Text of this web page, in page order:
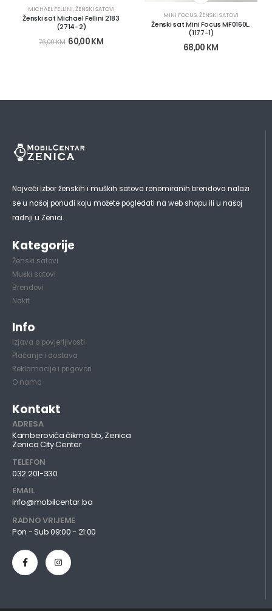
MICHAEL FELLINI,ŽENSKI SATOVI
Ženski sat Michael Fellini 2183
(2714-2)
76,00KM 60,00KM
MINI FOCUS,ŽENSKI SATOVI
Ženski sat Mini Focus MF0160L.
(1177-1)
68,00 KM
Najveći izbor ženskih i muških satova renomiranih brendova nalazi
se u našoj ponudi koju možete pogledati na web shopu ili u našoj
radnji u Zenici.
Kategorije
Ženski satovi
Muški satovi
Brendovi
Nakit
Info
Izjava o povjerljivosti
Plaćanje i dostava
Reklamacije i prigovori
O nama
Kontakt
ADRESA
Kamberovića čikma bb, Zenica
Zenica City Center
TELEFON
032 201-330
EMAIL
info@mobilcentar.ba
RADNO VRIJEME
Pon - Sub 09:00 - 21:00